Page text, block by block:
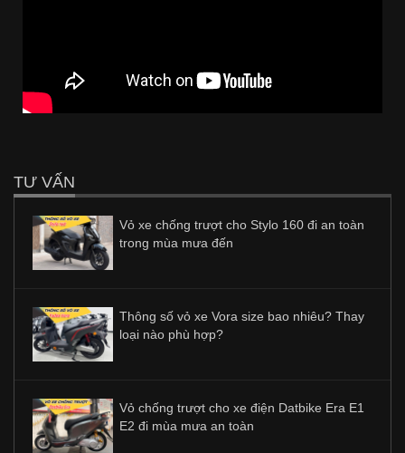
TƯ VẤN
Vỏ xe chống trượt cho Stylo 160 đi an toàn
trong mùa mưa đến
Thông số vỏ xe Vora size bao nhiêu? Thay
loại nào phù hợp?
Vỏ chống trượt cho xe điện Datbike Era E1
E2 đi mùa mưa an toàn